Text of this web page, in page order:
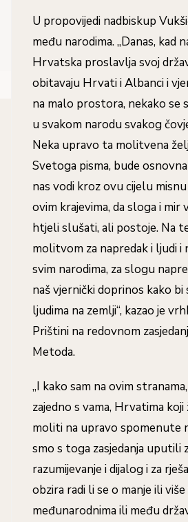
U propovijedi nadbiskup
među narodima. „Danas, kad
Hrvatska proslavlja svoj
obitavaju Hrvati i Albanci i
na malo prostora, nekako se
u svakom narodu svakog
Neka upravo ta molitvena
Svetoga pisma, bude
nas vodi kroz ovu cijelu
ovim krajevima, da sloga i mir
htjeli slušati, ali postoje. Na
molitvom za napredak i ljudi i
svim narodima, za slogu
naš vjernički doprinos kako
ljudima na zemlji“, kazao je
Prištini na redovnom
Metoda.
„I kako sam na ovim
zajedno s vama, Hrvatima
moliti na upravo spomenute
smo s toga zasjedanja uputili
razumijevanje i dijalog i za
obzira radi li se o manje ili
međunarodnima ili među